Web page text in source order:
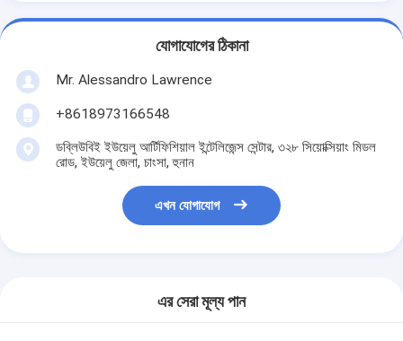
যোগাযোগের ঠিকানা
Mr. Alessandro Lawrence
+8618973166548
ডব্লিউবিই ইউয়েলু আর্টিফিশিয়াল ইন্টেলিজেন্স সেন্টার, ৩২৮ সিয়োক্সিয়াং মিডল
রোড, ইউয়েলু জেলা, চাংসা, হুনান
এখন যোগাযোগ
এর সেরা মূল্য পান